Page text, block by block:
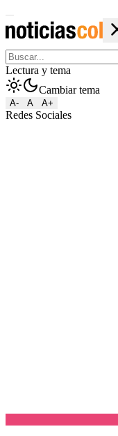
Lectura y tema
Cambiar tema
A- A A+
Redes Sociales